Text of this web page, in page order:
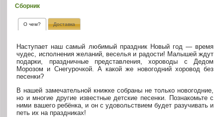
Сборник
О чем? Доставка
Наступает наш самый любимый праздник Новый год — время
чудес, исполнения желаний, веселья и радости! Малышей ждут
подарки, праздничные представления, хороводы с Дедом
Морозом и Снегурочкой. А какой же новогодний хоровод без
песенки?
В нашей замечательной книжке собраны не только новогодние,
но и многие другие известные детские песенки. Познакомьте с
ними вашего ребёнка, и он с удовольствием будет разучивать и
петь их на праздниках!